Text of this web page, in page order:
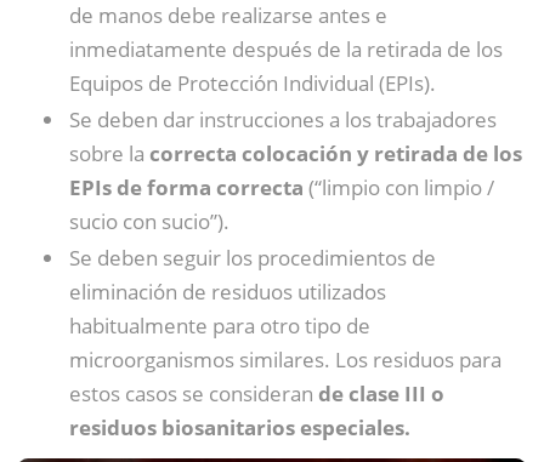
de manos debe realizarse antes e
inmediatamente después de la retirada de los
Equipos de Protección Individual (EPIs).
Se deben dar instrucciones a los trabajadores
sobre la correcta colocación y retirada de los
EPIs de forma correcta (“limpio con limpio /
sucio con sucio”).
Se deben seguir los procedimientos de
eliminación de residuos utilizados
habitualmente para otro tipo de
microorganismos similares. Los residuos para
estos casos se consideran de clase III o
residuos biosanitarios especiales.